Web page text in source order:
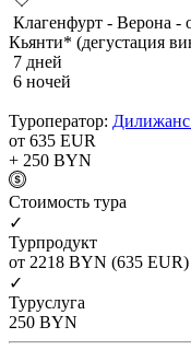
Клагенфурт - Верона -
Кьянти* (дегустация
7 дней
6 ночей
Туроператор: Дилижанс
от 635 EUR
+ 250 BYN
Cтоимость тура
✓
Турпродукт
от 2218 BYN (635 EUR)
✓
Туруслуга
250 BYN